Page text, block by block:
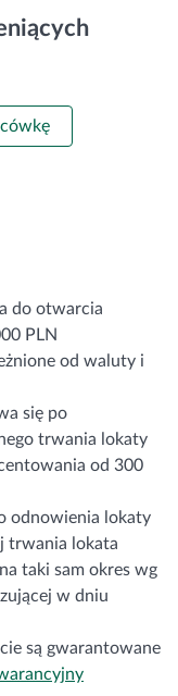
do otwarcia
PLN
od waluty i
się po
trwania lokaty
od 300
odnowienia lokaty
trwania lokata
taki sam okres wg
w dniu
są gwarantowane